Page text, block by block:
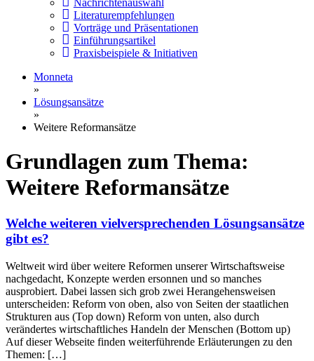
Nachrichtenauswahl
Literaturempfehlungen
Vorträge und Präsentationen
Einführungsartikel
Praxisbeispiele & Initiativen
Monneta
»
Lösungsansätze
»
Weitere Reformansätze
Grundlagen zum Thema:
Weitere Reformansätze
Welche weiteren vielversprechenden Lösungsansätze
gibt es?
Weltweit wird über weitere Reformen unserer Wirtschaftsweise
nachgedacht, Konzepte werden ersonnen und so manches
ausprobiert. Dabei lassen sich grob zwei Herangehensweisen
unterscheiden: Reform von oben, also von Seiten der staatlichen
Strukturen aus (Top down) Reform von unten, also durch
verändertes wirtschaftliches Handeln der Menschen (Bottom up)
Auf dieser Webseite finden weiterführende Erläuterungen zu den
Themen: […]